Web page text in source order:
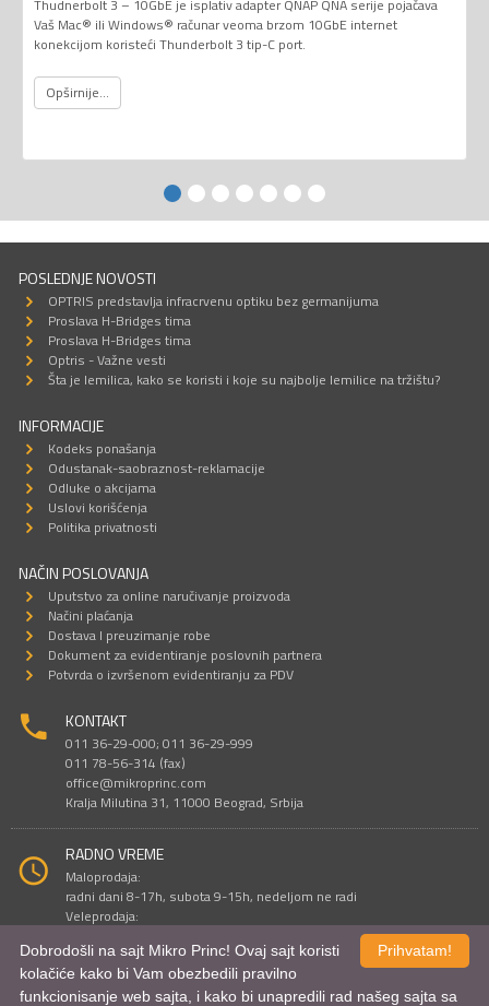
Thudnerbolt 3 – 10GbE je isplativ adapter QNAP QNA serije pojačava
Vaš Mac® ili Windows® računar veoma brzom 10GbE internet
konekcijom koristeći Thunderbolt 3 tip-C port.
Opširnije...
POSLEDNJE NOVOSTI
OPTRIS predstavlja infracrvenu optiku bez germanijuma
Proslava H-Bridges tima
Proslava H-Bridges tima
Optris - Važne vesti
Šta je lemilica, kako se koristi i koje su najbolje lemilice na tržištu?
INFORMACIJE
Kodeks ponašanja
Odustanak-saobraznost-reklamacije
Odluke o akcijama
Uslovi korišćenja
Politika privatnosti
NAČIN POSLOVANJA
Uputstvo za online naručivanje proizvoda
Načini plaćanja
Dostava I preuzimanje robe
Dokument za evidentiranje poslovnih partnera
Potvrda o izvršenom evidentiranju za PDV
KONTAKT
011 36-29-000; 011 36-29-999
011 78-56-314 (fax)
office@mikroprinc.com
Kralja Milutina 31, 11000 Beograd, Srbija
RADNO VREME
Maloprodaja:
radni dani 8-17h, subota 9-15h, nedeljom ne radi
Veleprodaja:
Prihvatam!
Dobrodošli na sajt Mikro Princ! Ovaj sajt koristi
kolačiće kako bi Vam obezbedili pravilno
funkcionisanje web sajta, i kako bi unapredili rad našeg sajta sa